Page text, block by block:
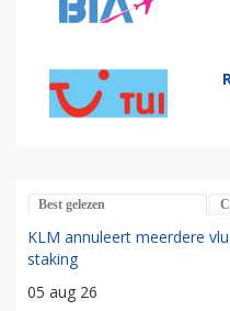
Best gelezen
KLM annuleert meerdere
staking
05 aug 26